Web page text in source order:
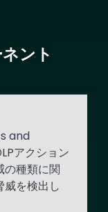
ント
and
アクション
の種類に関
を検出し